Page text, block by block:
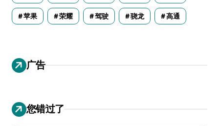
苹果 荣耀 驾驶 骁龙 高通
广告
您错过了